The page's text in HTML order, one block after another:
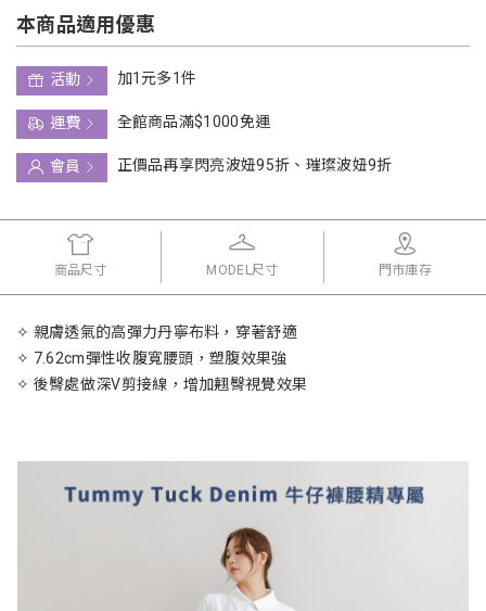
本商品適用優惠
活動
加1元多1件
運費
全館商品滿$1000免運
會員
正價品再享閃亮波妞95折、璀璨波妞9折
商品尺寸 MODEL尺寸 門市庫存
✧ 親膚透氣的高彈力丹寧布料，穿著舒適
✧ 7.62cm彈性收腹寬腰頭，塑腹效果強
✧ 後臀處做深V剪接線，增加翹臀視覺效果